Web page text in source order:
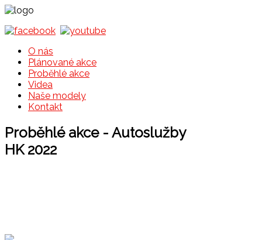
O nás
Plánované akce
Proběhlé akce
Videa
Naše modely
Kontakt
Proběhlé akce - Autoslužby
HK 2022